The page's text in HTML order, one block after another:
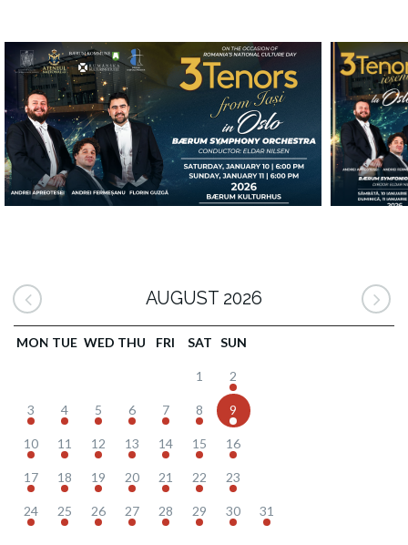
AUGUST 2026
MON TUE WED THU FRI SAT SUN
1 2
3 4 5 6 7 8 9
10 11 12 13 14 15 16
17 18 19 20 21 22 23
24 25 26 27 28 29 30 31